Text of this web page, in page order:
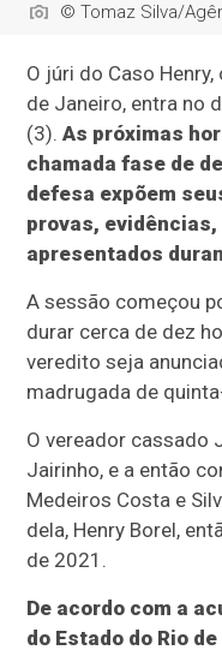
© Tomaz Silva/
O júri do Caso
de Janeiro, entra no
(3).As próximas
chamada fase de
defesa expõem
provas,
apresentados
A sessão começou
durar cerca de dez
veredito seja
madrugada de
O vereador cassado
Jairinho, e a então
Medeiros Costa e
dela, Henry Borel,
de 2021.
De acordo com a
do Estado do Rio